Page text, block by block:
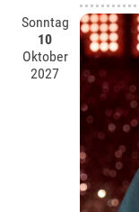
Sonntag
10
Oktober
2027